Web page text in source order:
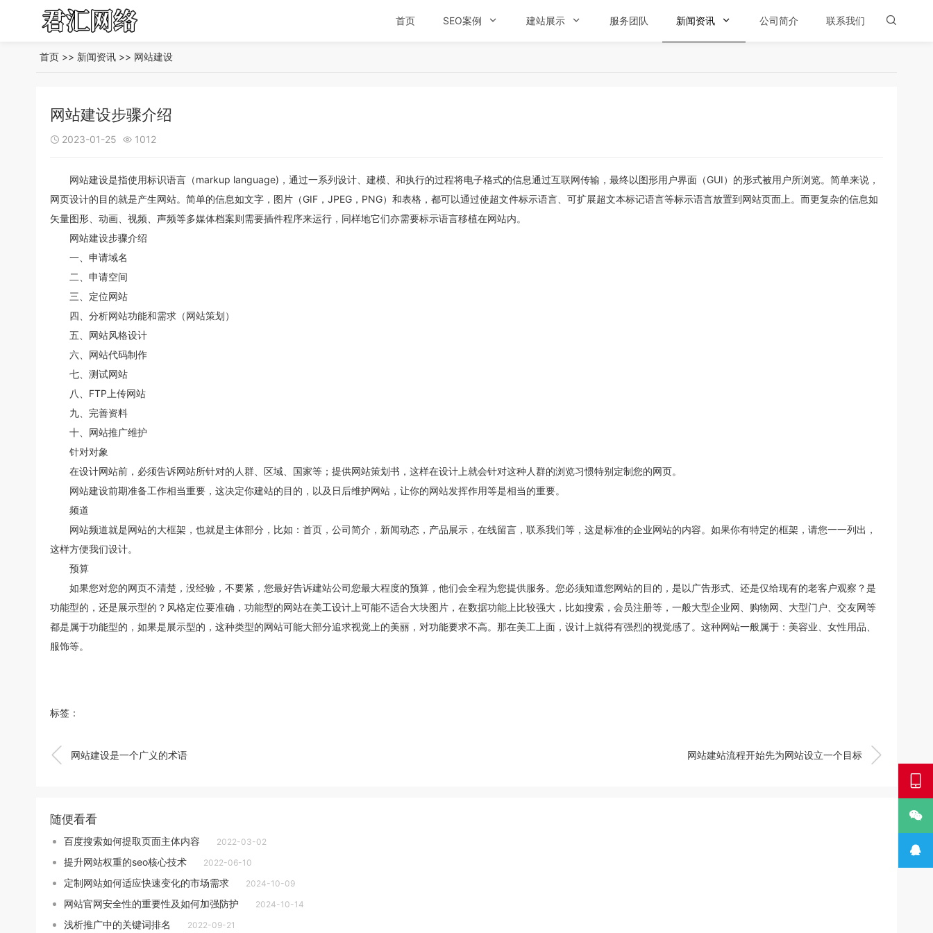

首页 SEO案例  建站展示  服务团队 新闻资讯  公司简介 联系我们
首页 >> 新闻资讯 >> 网站建设
网站建设步骤介绍
 2023-01-25  1012
网站建设是指使用标识语言（markup language)，通过一系列设计、建模、和执行的过程将电子格式的信息通过互联网传输，最终以图形用户界面（GUI）的形式被用户所浏览。简单来说，
网页设计的目的就是产生网站。简单的信息如文字，图片（GIF，JPEG，PNG）和表格，都可以通过使超文件标示语言、可扩展超文本标记语言等标示语言放置到网站页面上。而更复杂的信息如
矢量图形、动画、视频、声频等多媒体档案则需要插件程序来运行，同样地它们亦需要标示语言移植在网站内。
网站建设步骤介绍
一、申请域名
二、申请空间
三、定位网站
四、分析网站功能和需求（网站策划）
五、网站风格设计
六、网站代码制作
七、测试网站
八、FTP上传网站
九、完善资料
十、网站推广维护
针对对象
在设计网站前，必须告诉网站所针对的人群、区域、国家等；提供网站策划书，这样在设计上就会针对这种人群的浏览习惯特别定制您的网页。
网站建设前期准备工作相当重要，这决定你建站的目的，以及日后维护网站，让你的网站发挥作用等是相当的重要。
频道
网站频道就是网站的大框架，也就是主体部分，比如：首页，公司简介，新闻动态，产品展示，在线留言，联系我们等，这是标准的企业网站的内容。如果你有特定的框架，请您一一列出，
这样方便我们设计。
预算
如果您对您的网页不清楚，没经验，不要紧，您最好告诉建站公司您最大程度的预算，他们会全程为您提供服务。您必须知道您网站的目的，是以广告形式、还是仅给现有的老客户观察？是
功能型的，还是展示型的？风格定位要准确，功能型的网站在美工设计上可能不适合大块图片，在数据功能上比较强大，比如搜索，会员注册等，一般大型企业网、购物网、大型门户、交友网等
都是属于功能型的，如果是展示型的，这种类型的网站可能大部分追求视觉上的美丽，对功能要求不高。那在美工上面，设计上就得有强烈的视觉感了。这种网站一般属于：美容业、女性用品、
服饰等。
标签：
 网站建设是一个广义的术语 
网站建站流程开始先为网站设立一个目标
随便看看
百度搜索如何提取页面主体内容 2022-03-02
提升网站权重的seo核心技术 2022-06-10
定制网站如何适应快速变化的市场需求 2024-10-09
网站官网安全性的重要性及如何加强防护 2024-10-14
浅析推广中的关键词排名 2022-09-21


